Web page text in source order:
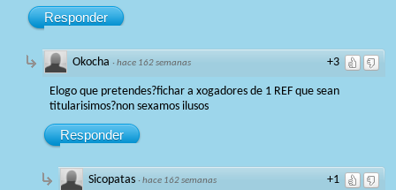
Responder
+3
Okocha ·hace 162 semanas
Elogo que pretendes?fichar a xogadores de 1 REF que sean
titularisimos?non sexamos ilusos
Responder
+1
Sicopatas ·hace 162 semanas